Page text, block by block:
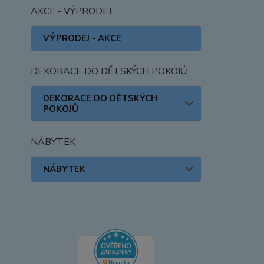
AKCE - VÝPRODEJ
VÝPRODEJ - AKCE
DEKORACE DO DĚTSKÝCH POKOJŮ
DEKORACE DO DĚTSKÝCH
POKOJŮ
NÁBYTEK
NÁBYTEK